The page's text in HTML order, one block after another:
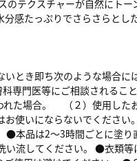
テクスチャーが自然にトー
感たっぷりでさらさらとした
とき即ち次のような場合に
専門医等にご相談されるこ
れた場合。 （２）使用した
使いにならないでください
●本品は2～3時間ごとに塗り
流してください。 ●衣類等